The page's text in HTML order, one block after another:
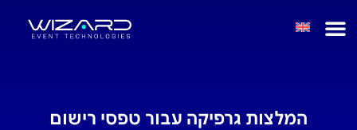
המלצות גרפיקה עבור טפסי רישום